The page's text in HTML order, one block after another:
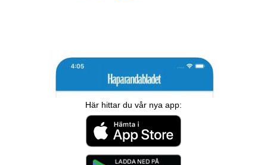
Här hittar du vår nya app: